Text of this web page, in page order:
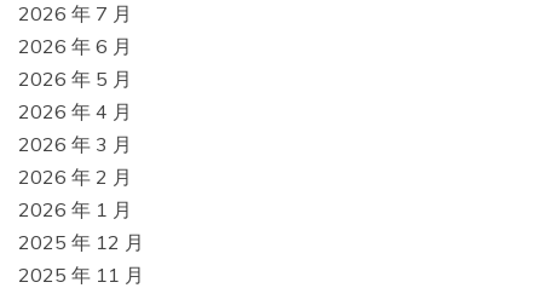
2026 年 7 月
2026 年 6 月
2026 年 5 月
2026 年 4 月
2026 年 3 月
2026 年 2 月
2026 年 1 月
2025 年 12 月
2025 年 11 月